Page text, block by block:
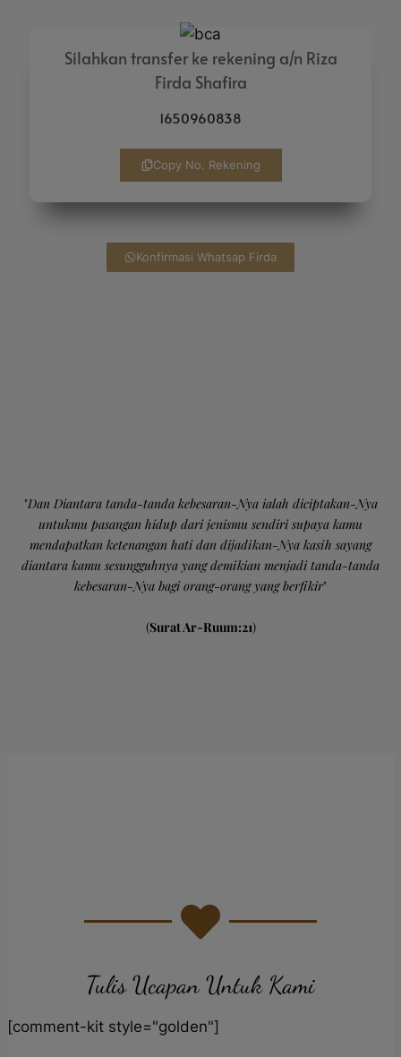
Silahkan transfer ke rekening a/n Riza
Firda Shafira
1650960838
Copy No. Rekening
Konfirmasi Whatsap Firda
"Dan Diantara tanda-tanda kebesaran-Nya ialah diciptakan-Nya
untukmu pasangan hidup dari jenismu sendiri supaya kamu
mendapatkan ketenangan hati dan dijadikan-Nya kasih sayang
diantara kamu sesungguhnya yang demikian menjadi tanda-tanda
kebesaran-Nya bagi orang-orang yang berfikir"
(Surat Ar-Ruum:21)
Tulis Ucapan Untuk Kami
[comment-kit style="golden"]